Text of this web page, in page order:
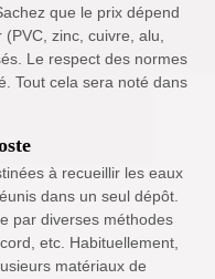
que le prix dépend
zinc, cuivre, alu,
Le respect des normes
Tout cela sera noté dans
à recueillir les eaux
dans un seul dépôt.
par diverses méthodes
etc. Habituellement,
matériaux de